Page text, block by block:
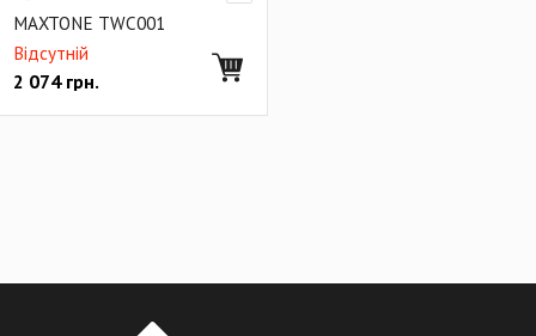
Педали бас-барабана и комплектующие
Хай-хет стойки и комплектующие к ним
MAXTONE TWC001
Відсутній
2 074грн.